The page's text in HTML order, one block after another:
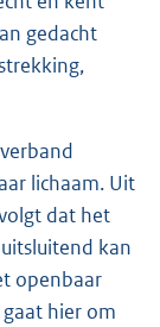
gedacht
lichaam. Uit
dat het
kan
openbaar
hier om